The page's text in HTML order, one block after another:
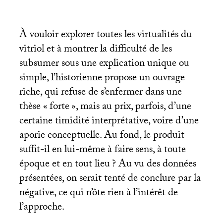
À vouloir explorer toutes les virtualités du
vitriol et à montrer la difficulté de les
subsumer sous une explication unique ou
simple, l’historienne propose un ouvrage
riche, qui refuse de s’enfermer dans une
thèse «forte», mais au prix, parfois, d’une
certaine timidité interprétative, voire d’une
aporie conceptuelle. Au fond, le produit
suffit-il en lui-même à faire sens, à toute
époque et en tout lieu? Au vu des données
présentées, on serait tenté de conclure par la
négative, ce qui n’ôte rien à l’intérêt de
l’approche.